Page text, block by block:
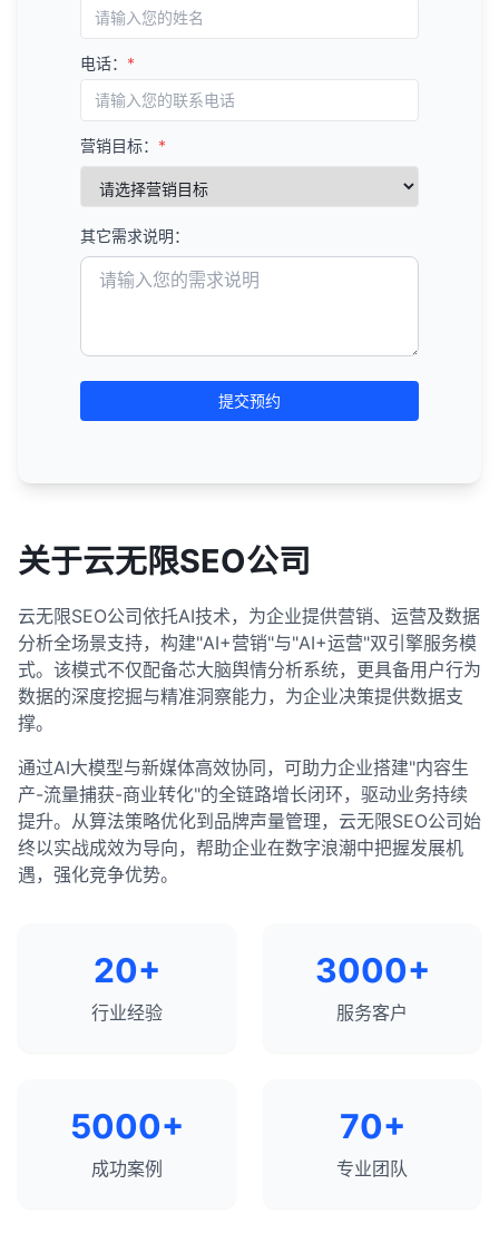
电话： *
营销目标： *
其它需求说明：
提交预约
关于云无限SEO公司
云无限SEO公司依托AI技术，为企业提供营销、运营及数据
分析全场景支持，构建"AI+营销"与"AI+运营"双引擎服务模
式。该模式不仅配备芯大脑舆情分析系统，更具备用户行为
数据的深度挖掘与精准洞察能力，为企业决策提供数据支
撑。
通过AI大模型与新媒体高效协同，可助力企业搭建"内容生
产-流量捕获-商业转化"的全链路增长闭环，驱动业务持续
提升。从算法策略优化到品牌声量管理，云无限SEO公司始
终以实战成效为导向，帮助企业在数字浪潮中把握发展机
遇，强化竞争优势。
20+
行业经验
3000+
服务客户
5000+
成功案例
70+
专业团队